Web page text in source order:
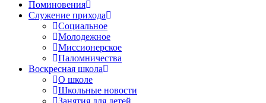
Поминовения
Служение прихода
Социальное
Молодежное
Миссионерское
Паломничества
Воскресная школа
О школе
Школьные новости
Занятия для детей